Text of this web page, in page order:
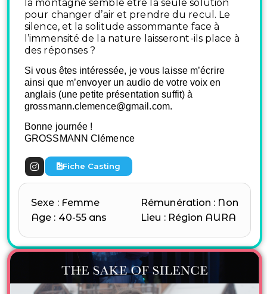
la montagne semble être la seule solution
pour changer d’air et prendre du recul. Le
silence, et la solitude assommante face à
l’immensité de la nature laisseront-ils place à
des réponses ?
Si vous êtes intéressée, je vous laisse m’écrire
ainsi que m’envoyer un audio de votre voixen
anglais(une petite présentation suffit) à
grossmann.clemence@gmail.com.
Bonne journée !
GROSSMANN Clémence
Fiche Casting
Sexe : Femme
Age : 40-55 ans
Rémunération : Non
Lieu : Région AURA